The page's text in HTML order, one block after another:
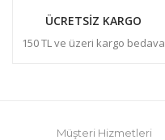
ÜCRETSİZ KARGO
150 TL ve üzeri kargo bedava
Müşteri Hizmetleri